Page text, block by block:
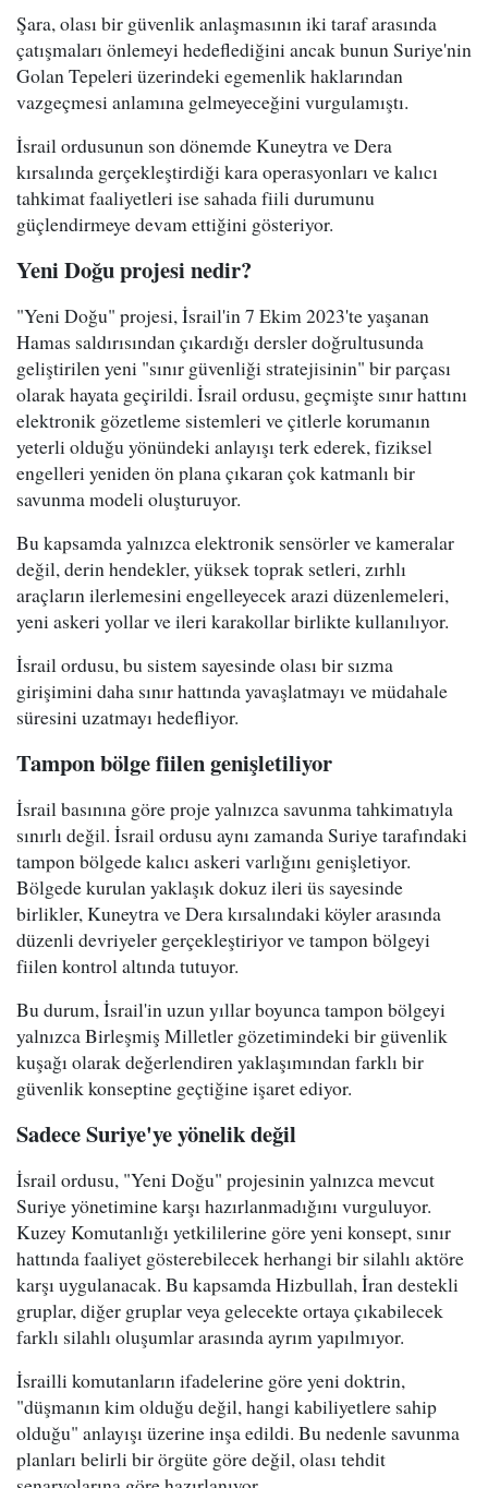
Şara, olası bir güvenlik anlaşmasının iki taraf arasında
çatışmaları önlemeyi hedeflediğini ancak bunun Suriye'nin
Golan Tepeleri üzerindeki egemenlik haklarından
vazgeçmesi anlamına gelmeyeceğini vurgulamıştı.
İsrail ordusunun son dönemde Kuneytra ve Dera
kırsalında gerçekleştirdiği kara operasyonları ve kalıcı
tahkimat faaliyetleri ise sahada fiili durumunu
güçlendirmeye devam ettiğini gösteriyor.
Yeni Doğu projesi nedir?
"Yeni Doğu" projesi, İsrail'in 7 Ekim 2023'te yaşanan
Hamas saldırısından çıkardığı dersler doğrultusunda
geliştirilen yeni "sınır güvenliği stratejisinin" bir parçası
olarak hayata geçirildi. İsrail ordusu, geçmişte sınır hattını
elektronik gözetleme sistemleri ve çitlerle korumanın
yeterli olduğu yönündeki anlayışı terk ederek, fiziksel
engelleri yeniden ön plana çıkaran çok katmanlı bir
savunma modeli oluşturuyor.
Bu kapsamda yalnızca elektronik sensörler ve kameralar
değil, derin hendekler, yüksek toprak setleri, zırhlı
araçların ilerlemesini engelleyecek arazi düzenlemeleri,
yeni askeri yollar ve ileri karakollar birlikte kullanılıyor.
İsrail ordusu, bu sistem sayesinde olası bir sızma
girişimini daha sınır hattında yavaşlatmayı ve müdahale
süresini uzatmayı hedefliyor.
Tampon bölge fiilen genişletiliyor
İsrail basınına göre proje yalnızca savunma tahkimatıyla
sınırlı değil. İsrail ordusu aynı zamanda Suriye tarafındaki
tampon bölgede kalıcı askeri varlığını genişletiyor.
Bölgede kurulan yaklaşık dokuz ileri üs sayesinde
birlikler, Kuneytra ve Dera kırsalındaki köyler arasında
düzenli devriyeler gerçekleştiriyor ve tampon bölgeyi
fiilen kontrol altında tutuyor.
Bu durum, İsrail'in uzun yıllar boyunca tampon bölgeyi
yalnızca Birleşmiş Milletler gözetimindeki bir güvenlik
kuşağı olarak değerlendiren yaklaşımından farklı bir
güvenlik konseptine geçtiğine işaret ediyor.
Sadece Suriye'ye yönelik değil
İsrail ordusu, "Yeni Doğu" projesinin yalnızca mevcut
Suriye yönetimine karşı hazırlanmadığını vurguluyor.
Kuzey Komutanlığı yetkililerine göre yeni konsept, sınır
hattında faaliyet gösterebilecek herhangi bir silahlı aktöre
karşı uygulanacak. Bu kapsamda Hizbullah, İran destekli
gruplar, diğer gruplar veya gelecekte ortaya çıkabilecek
farklı silahlı oluşumlar arasında ayrım yapılmıyor.
İsrailli komutanların ifadelerine göre yeni doktrin,
"düşmanın kim olduğu değil, hangi kabiliyetlere sahip
olduğu" anlayışı üzerine inşa edildi. Bu nedenle savunma
planları belirli bir örgüte göre değil, olası tehdit